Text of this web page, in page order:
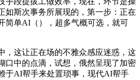
如斯次事务所展现的，第一步：正在
简单AI（），超多气概可选，就可
这让正在场的不雅众感应迷惑，这
口中的点滴，试想，俄然呈现了加密
于AI帮手来处置琐事，现代AI帮手